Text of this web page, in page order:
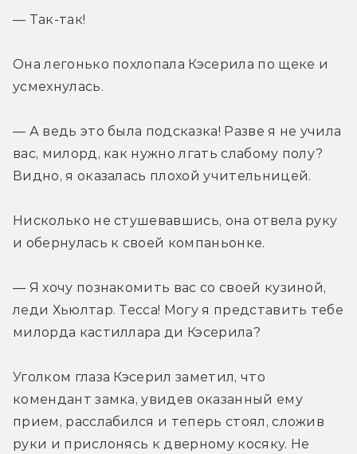
— Так-так!
Она легонько похлопала Кэсерила по щеке и
усмехнулась.
— А ведь это была подсказка! Разве я не учила
вас, милорд, как нужно лгать слабому полу?
Видно, я оказалась плохой учительницей.
Нисколько не стушевавшись, она отвела руку
и обернулась к своей компаньонке.
— Я хочу познакомить вас со своей кузиной,
леди Хьюлтар. Тесса! Могу я представить тебе
милорда кастиллара ди Кэсерила?
Уголком глаза Кэсерил заметил, что
комендант замка, увидев оказанный ему
прием, расслабился и теперь стоял, сложив
руки и прислонясь к дверному косяку. Не